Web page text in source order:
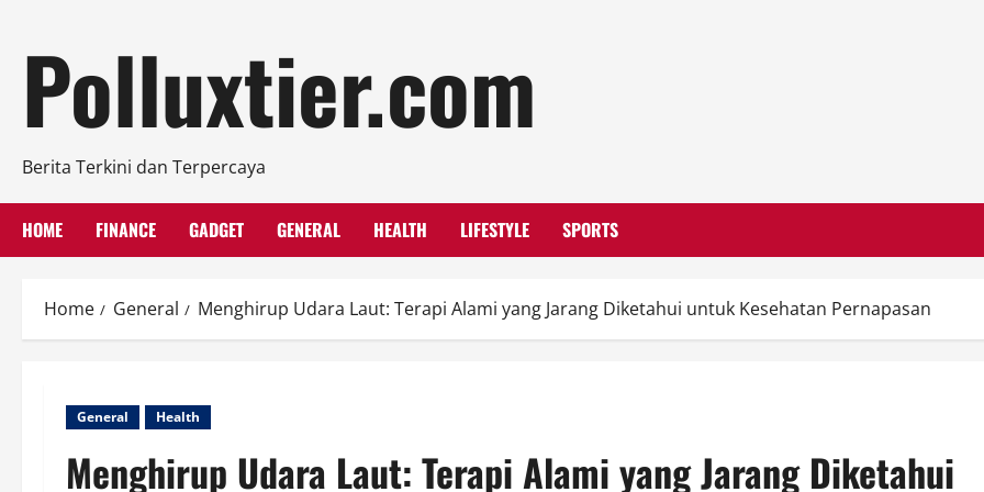
content
Polluxtier.com
Berita Terkini dan Terpercaya
HOME FINANCE GADGET GENERAL HEALTH LIFESTYLE SPORTS
Home General Menghirup Udara Laut: Terapi Alami yang Jarang Diketahui untuk Kesehatan Pernapasan
General Health
Menghirup Udara Laut: Terapi Alami yang Jarang Diketahui